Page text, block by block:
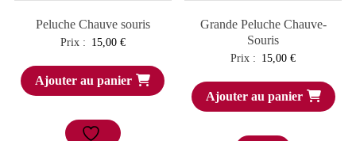
Peluche Chauve souris
Prix : 15,00 €
Ajouter au panier
Grande Peluche Chauve-
Souris
Prix : 15,00€
Ajouter au panier